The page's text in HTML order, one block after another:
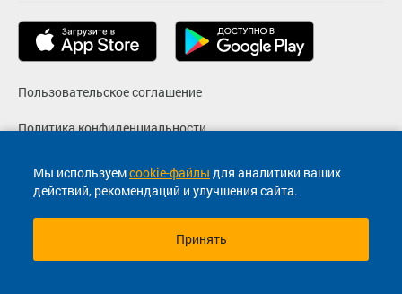
Мы используемcookie-файлы для аналитики ваших
действий, рекомендаций и улучшения сайта.
Принять
Пользовательское соглашение
Политика конфиденциальности
Согласие на маркетинговые сообщения
© 2013-2026, ООО "Капитал"- Онлайн сервис продажи